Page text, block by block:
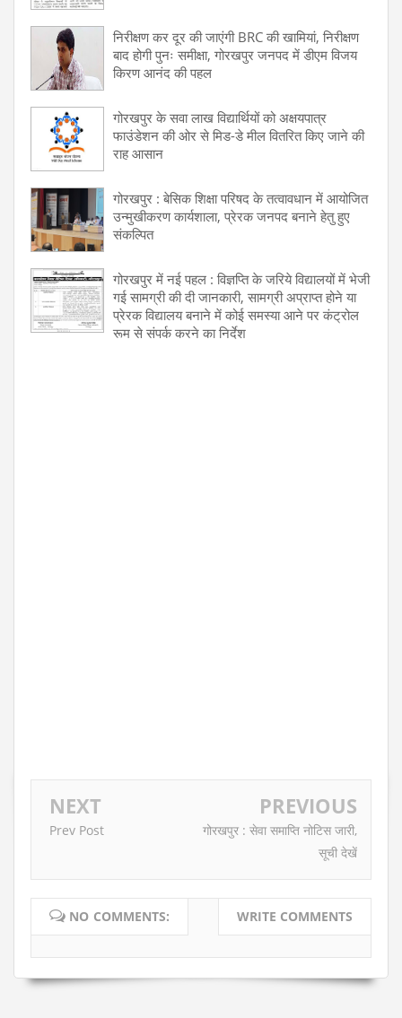
निरीक्षण कर दूर की जाएंगी BRC की खामियां, निरीक्षण
बाद होगी पुनः समीक्षा, गोरखपुर जनपद में डीएम विजय
किरण आनंद की पहल
गोरखपुर के सवा लाख विद्यार्थियों को अक्षयपात्र
फाउंडेशन की ओर से मिड-डे मील वितरित किए जाने की
राह आसान
गोरखपुर : बेसिक शिक्षा परिषद के तत्वावधान में आयोजित
उन्मुखीकरण कार्यशाला, प्रेरक जनपद बनाने हेतु हुए
संकल्पित
गोरखपुर में नई पहल : विज्ञप्ति के जरिये विद्यालयों में भेजी
गई सामग्री की दी जानकारी, सामग्री अप्राप्त होने या
प्रेरक विद्यालय बनाने में कोई समस्या आने पर कंट्रोल
रूम से संपर्क करने का निर्देश
NEXT
Prev Post
PREVIOUS
गोरखपुर : सेवा समाप्ति नोटिस जारी,
सूची देखें
NO COMMENTS: WRITE COMMENTS